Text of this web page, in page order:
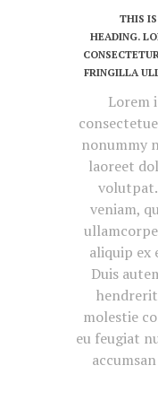
THIS
HEADING.
FRINGILLA
Lorem
nonummy
laoreet
veniam,
aliquip ex
Duis
molestie
eu feugiat